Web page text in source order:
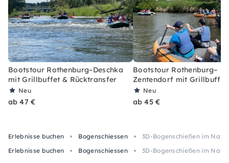
Bootstour Rothenburg–Deschka
mit Grillbuffet & Rücktransfer
Neu
ab 47 €
Bootstour Rothenburg–
Zentendorf mit Grillbuffet
Neu
ab 45 €
Erlebnisse buchen Bogenschiessen
3D-Bogenschießen im
Erlebnisse buchen
Bogenschiessen 3D-Bogenschießen im